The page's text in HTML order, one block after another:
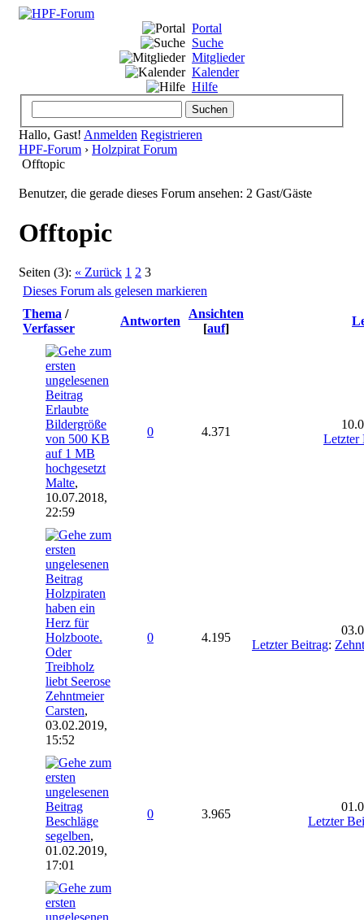
Portal
Suche
Mitglieder
Kalender
Hilfe
Hallo, Gast! Anmelden Registrieren
HPF-Forum › Holzpirat Forum
Offtopic
Benutzer, die gerade dieses Forum ansehen: 2 Gast/Gäste
Offtopic
Seiten (3): « Zurück 1 2 3
Dieses Forum als gelesen markieren
Thema /
Verfasser
Antworten
Ansichten
[auf]
Erlaubte
Bildergröße
von 500 KB
auf 1 MB
hochgesetzt
Malte,
10.07.2018,
22:59
0 4.371
Letzter
Holzpiraten
haben ein
Herz für
Holzboote.
Oder
Treibholz
liebt Seerose
Zehntmeier
Carsten,
03.02.2019,
15:52
0 4.195
Letzter Beitrag:
Beschläge
segelben,
01.02.2019,
17:01
0 3.965
Letzter